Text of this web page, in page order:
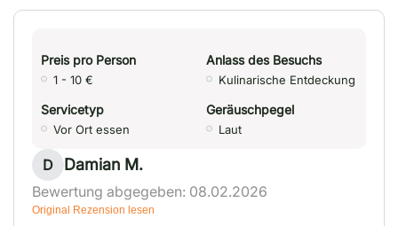
Preis pro Person
1 - 10 €
Anlass des Besuchs
Kulinarische Entdeckung
Servicetyp
Vor Ort essen
Geräuschpegel
Laut
D Damian M.
Bewertung abgegeben: 08.02.2026
Original Rezension lesen